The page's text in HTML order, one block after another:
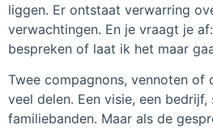
liggen. Er ontstaat verwarring
verwachtingen. En je vraagt je
bespreken of laat ik het maar
Twee compagnons, vennoten of
veel delen. Een visie, een bedrijf,
familiebanden. Maar als de